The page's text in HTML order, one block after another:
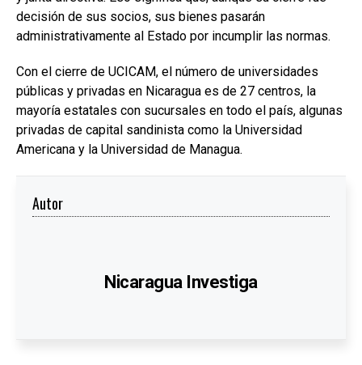
decisión de sus socios, sus bienes pasarán
administrativamente al Estado por incumplir las normas.
Con el cierre de UCICAM, el número de universidades
públicas y privadas en Nicaragua es de 27 centros, la
mayoría estatales con sucursales en todo el país, algunas
privadas de capital sandinista como la Universidad
Americana y la Universidad de Managua.
Autor
Nicaragua Investiga